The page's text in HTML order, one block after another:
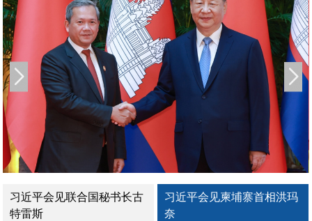
习近平会见柬埔寨首相洪玛
奈
习近平会见泰国总理阿努廷